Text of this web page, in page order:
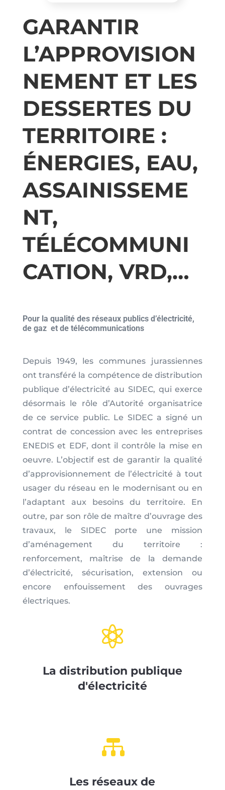
GARANTIR
L’APPROVISION
NEMENT ET LES
DESSERTES DU
TERRITOIRE :
ÉNERGIES, EAU,
ASSAINISSEME
NT,
TÉLÉCOMMUNI
CATION, VRD,…
Pour la qualité des réseaux publics d’électricité,
de gaz et de télécommunications
Depuis 1949, les communes jurassiennes
ont transféré la compétence de distribution
publique d’électricité au SIDEC, qui exerce
désormais le rôle d’Autorité organisatrice
de ce service public. Le SIDEC a signé un
contrat de concession avec les entreprises
ENEDIS et EDF, dont il contrôle la mise en
oeuvre. L’objectif est de garantir la qualité
d’approvisionnement de l’électricité à tout
usager du réseau en le modernisant ou en
l’adaptant aux besoins du territoire. En
outre, par son rôle de maître d’ouvrage des
travaux, le SIDEC porte une mission
d’aménagement du territoire :
renforcement, maîtrise de la demande
d’électricité, sécurisation, extension ou
encore enfouissement des ouvrages
électriques.

La distribution publique
d'électricité

Les réseaux de